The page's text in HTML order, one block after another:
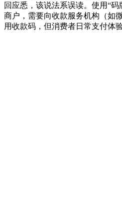
回应悉，该说法系误读。使用“
商户，需要向收款服务机构（如
用收款码，但消费者日常支付体